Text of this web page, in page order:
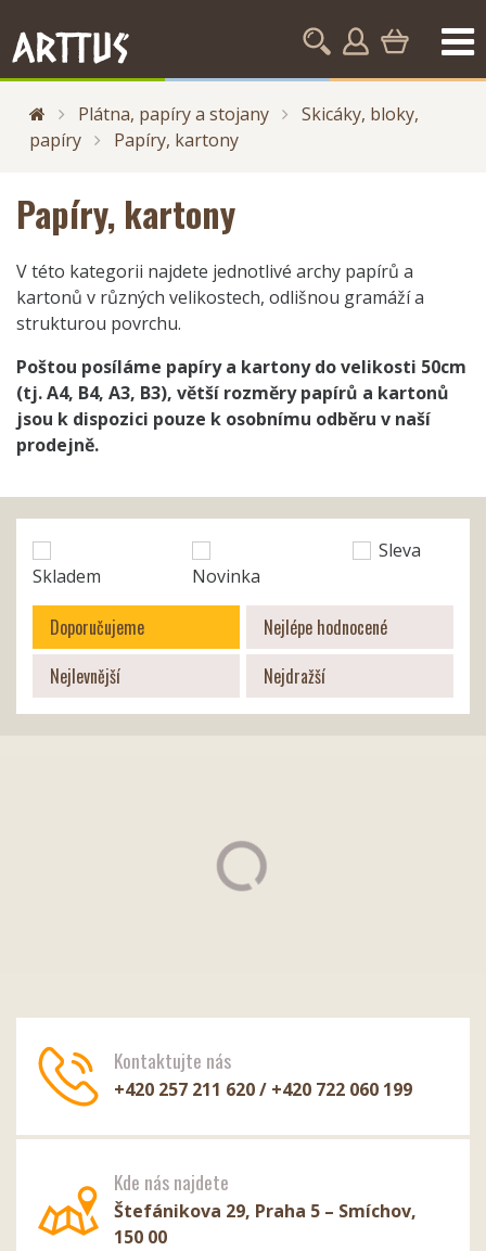
Plátna, papíry a stojany
Skicáky, bloky,
papíry
Papíry, kartony
Papíry, kartony
V této kategorii najdete jednotlivé archy papírů a
kartonů v různých velikostech, odlišnou gramáží a
strukturou povrchu.
Poštou posíláme papíry a kartony do velikosti 50cm
(tj. A4, B4, A3, B3), větší rozměry papírů a kartonů
jsou k dispozici pouze k osobnímu odběru v naší
prodejně.
Skladem Novinka
Sleva
Doporučujeme
Nejlépe hodnocené
Nejlevnější
Nejdražší
Kontaktujte nás
+420 257 211 620 / +420 722 060 199
Kde nás najdete
Štefánikova 29, Praha 5 – Smíchov,
150 00